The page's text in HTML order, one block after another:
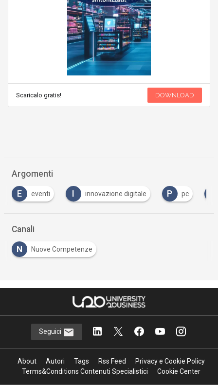
Scaricalo gratis! DOWNLOAD
Argomenti
E eventi innovazione digitale P pc
Canali
N Nuove Competenze
Seguici
About Autori Tags Rss Feed
Privacy e Cookie Policy
Terms&Conditions Contenuti Specialistici
Cookie Center